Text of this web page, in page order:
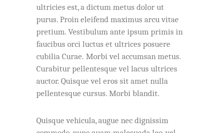
ultricies est, a dictum metus dolor ut
purus. Proin eleifend maximus arcu vitae
pretium. Vestibulum ante ipsum primis in
faucibus orci luctus et ultrices posuere
cubilia Curae. Morbi vel accumsan metus.
Curabitur pellentesque vel lacus ultrices
auctor. Quisque vel eros sit amet nulla
pellentesque cursus. Morbi blandit.
Quisque vehicula, augue nec dignissim